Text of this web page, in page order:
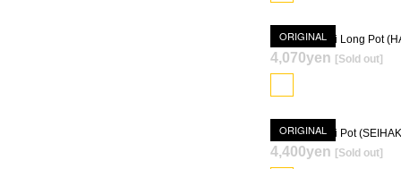
SOLD OUT
ORIGINAL
4,070yen [Sold out]
SOLD OUT
ORIGINAL
4,400yen [Sold out]